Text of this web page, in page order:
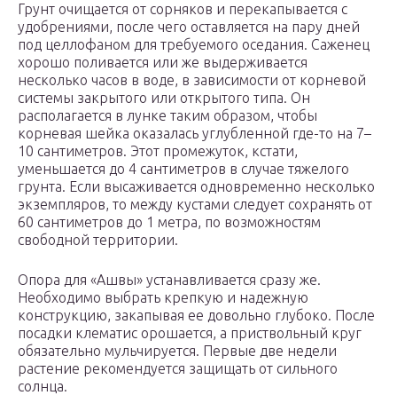
Грунт очищается от сорняков и перекапывается с
удобрениями, после чего оставляется на пару дней
под целлофаном для требуемого оседания. Саженец
хорошо поливается или же выдерживается
несколько часов в воде, в зависимости от корневой
системы закрытого или открытого типа. Он
располагается в лунке таким образом, чтобы
корневая шейка оказалась углубленной где-то на 7–
10 сантиметров. Этот промежуток, кстати,
уменьшается до 4 сантиметров в случае тяжелого
грунта. Если высаживается одновременно несколько
экземпляров, то между кустами следует сохранять от
60 сантиметров до 1 метра, по возможностям
свободной территории.
Опора для «Ашвы» устанавливается сразу же.
Необходимо выбрать крепкую и надежную
конструкцию, закапывая ее довольно глубоко. После
посадки клематис орошается, а приствольный круг
обязательно мульчируется. Первые две недели
растение рекомендуется защищать от сильного
солнца.